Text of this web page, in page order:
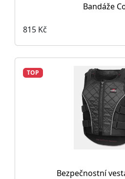
Bandáže
815 Kč
TOP
Bezpečnostní